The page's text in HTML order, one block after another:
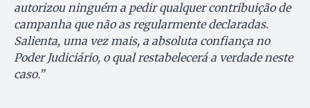
autorizou ninguém a pedir qualquer contribuição de
campanha que não as regularmente declaradas.
Salienta, uma vez mais, a absoluta confiança no
Poder Judiciário, o qual restabelecerá a verdade neste
caso.”